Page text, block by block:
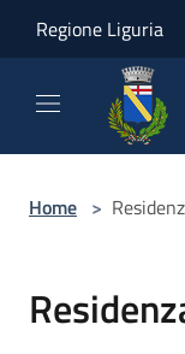
Regione Liguria
Home >